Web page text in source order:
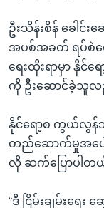
ဦးသိန်းစိန် ခေါင်
အပစ်အခတ် ရပ်စဲရ
ရေးထိုးရာမှာ နိုင်ရ
ကို ဦးဆောင်ခဲ့သူလ
နိုင်ရော့စ ကွယ်လွန်
တည်ဆောက်မှုအပေ
လို ဆက်ပြောပါတ
“ဒီ ငြိမ်းချမ်းရ